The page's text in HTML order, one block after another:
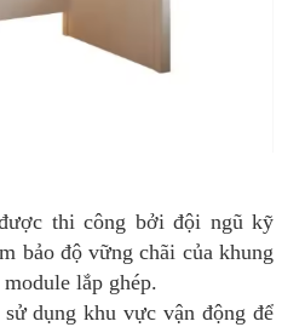
thi công bởi đội ngũ kỹ
bảo độ vững chãi của khung
lắp ghép.
dụng khu vực vận động để